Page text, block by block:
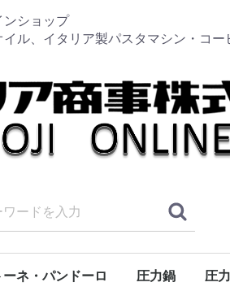
ンショップ
ル、イタリア製パスタマシン・コー
ネ・パンドーロ 圧力鍋 圧